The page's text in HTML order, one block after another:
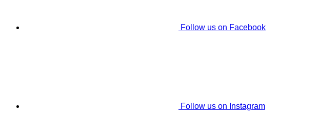
Follow us on Facebook
Follow us on Instagram